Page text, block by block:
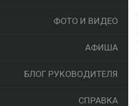
ФОТО И ВИДЕО
АФИША
БЛОГ РУКОВОДИТЕЛЯ
СПРАВКА